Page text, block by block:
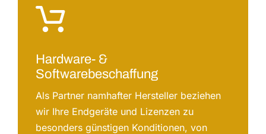
Hardware- &
Softwarebeschaffung
Als Partner namhafter Hersteller beziehen
wir Ihre Endgeräte und Lizenzen zu
besonders günstigen Konditionen, von